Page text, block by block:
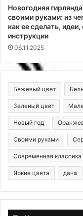
Новогодняя гирлянда
своими руками: из
как ее сделать,
инструкции
06.11.2025
Бежевый цвет
Зеленый цвет
Новый год
Своими руками
Современная классика
Яркие цвета дача